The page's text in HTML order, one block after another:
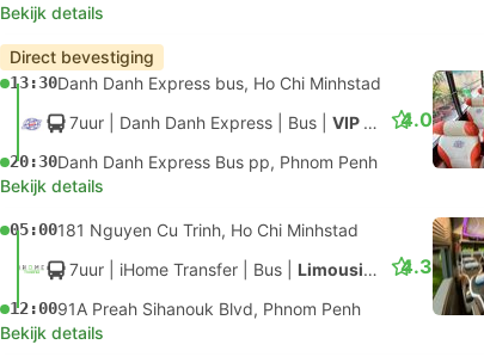
Bekijk details
Direct bevestiging
13:30Danh Danh Express bus, Ho Chi Minhstad
7uur | Danh Danh Express Bus VIP Bus
20:30Danh Danh Express Bus pp, Phnom Penh
4.0
Bekijk details
05:00181 Nguyen Cu Trinh, Ho Chi Minhstad
7uur | iHome Transfer Bus Limousine
12:0091A Preah Sihanouk Blvd, Phnom Penh
4.3
Bekijk details